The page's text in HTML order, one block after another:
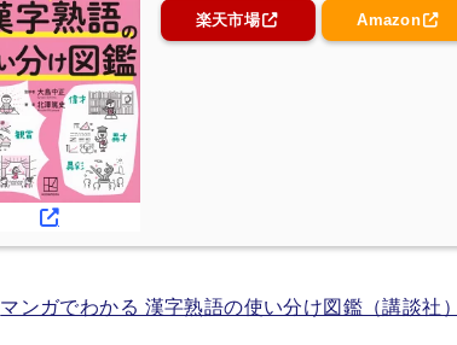
楽天市場 Amazon
マンガでわかる 漢字熟語の使い分け図鑑（講談社）